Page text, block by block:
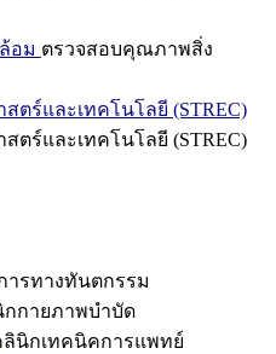
อม ตรวจสอบคุณภาพสิ่ง
ตร์และเทคโนโลยี (STREC)
ตร์และเทคโนโลยี (STREC)
ารทางทันตกรรม
กายภาพบำบัด
ลินิกเทคนิคการแพทย์